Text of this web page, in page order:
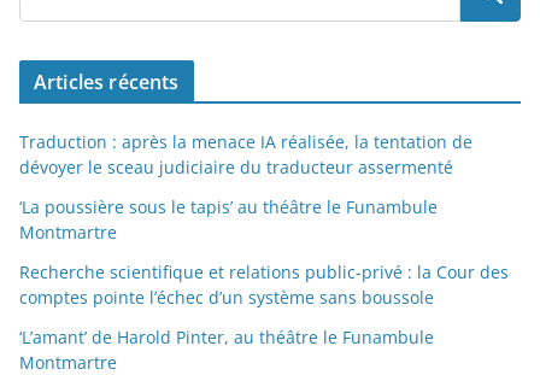
Articles récents
Traduction : après la menace IA réalisée, la tentation de
dévoyer le sceau judiciaire du traducteur assermenté
‘La poussière sous le tapis’ au théâtre le Funambule
Montmartre
Recherche scientifique et relations public-privé : la Cour des
comptes pointe l’échec d’un système sans boussole
‘L’amant’ de Harold Pinter, au théâtre le Funambule
Montmartre